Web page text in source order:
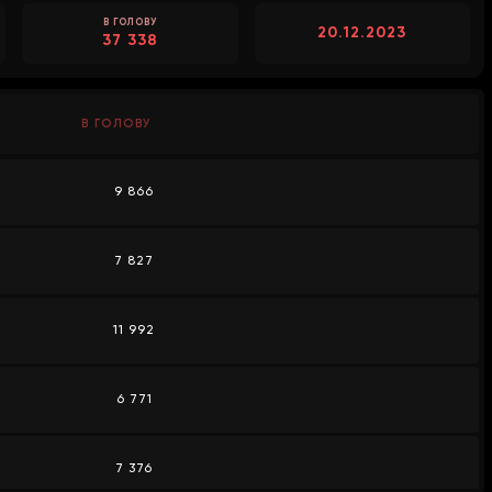
В ГОЛОВУ
37 338 20.12.2023
В ГОЛОВУ
9 866
7 827
11 992
6 771
7 376